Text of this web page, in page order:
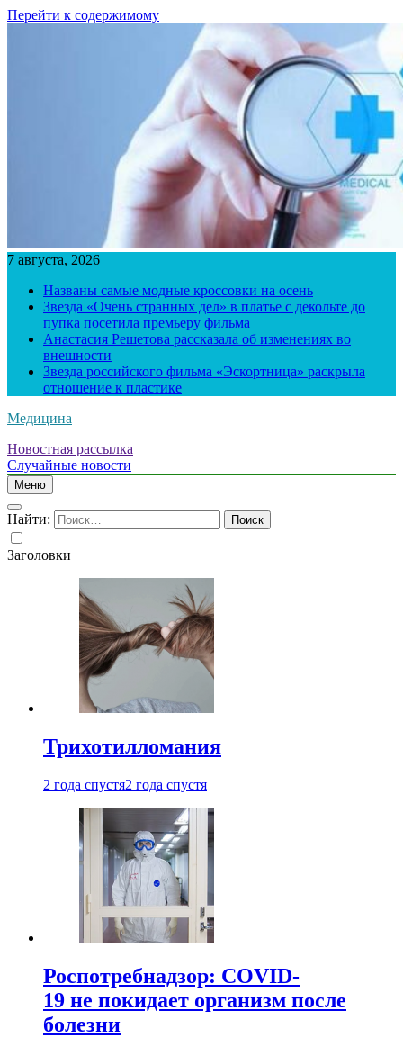
Перейти к содержимому
7 августа, 2026
Названы самые модные кроссовки на осень
Звезда «Очень странных дел» в платье с декольте до
пупка посетила премьеру фильма
Анастасия Решетова рассказала об изменениях во
внешности
Звезда российского фильма «Эскортница» раскрыла
отношение к пластике
Медицина
Новостная рассылка
Случайные новости
Меню
Найти:
Заголовки
Трихотилломания
2 года спустя2 года спустя
Роспотребнадзор: COVID-
19 не покидает организм после
болезни